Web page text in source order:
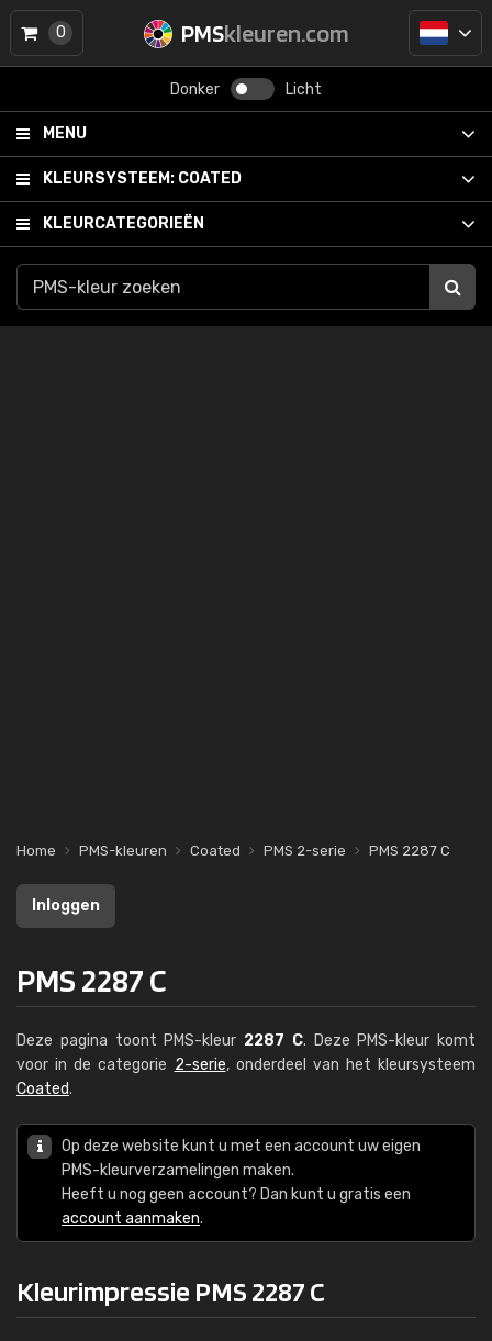
PMSkleuren.com
Donker Licht
MENU
KLEURSYSTEEM: COATED
KLEURCATEGORIEËN
0
Home PMS-kleuren Coated PMS 2-serie PMS 2287 C
Inloggen
PMS 2287 C
Deze pagina toont PMS-kleur 2287 C. Deze PMS-kleur komt
voor in de categorie 2-serie, onderdeel van het kleursysteem
Coated.
Op deze website kunt u met een account uw eigen
PMS-kleurverzamelingen maken.
Heeft u nog geen account? Dan kunt u gratis een
account aanmaken.
Kleurimpressie PMS 2287 C